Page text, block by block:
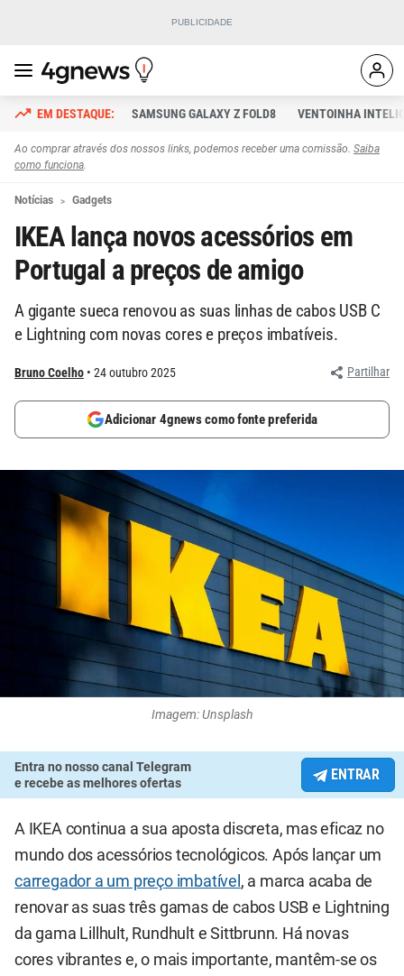
SAMSUNG GALAXY Z FOLD8 VENTOINHA
Ao comprar através dos nossos links, podemos receber uma comissão. Saiba
como funciona.
Notícias Gadgets
IKEA lança novos acessórios em
Portugal a preços de amigo
A gigante sueca renovou as suas linhas de cabos USB C
e Lightning com novas cores e preços imbatíveis.
Bruno Coelho 24 outubro 2025 Partilhar
Adicionar 4gnews como fonte preferida
Imagem: Unsplash
Entra no nosso canal Telegram
e recebe as melhores ofertas
ENTRAR
A IKEA continua a sua aposta discreta, mas eficaz no
mundo dos acessórios tecnológicos. Após lançar um
carregador a um preço imbatível , a marca acaba de
renovar as suas três gamas de cabos USB e Lightning
da gama Lillhult, Rundhult e Sittbrunn. Há novas
cores vibrantes e, o mais importante, mantêm-se os